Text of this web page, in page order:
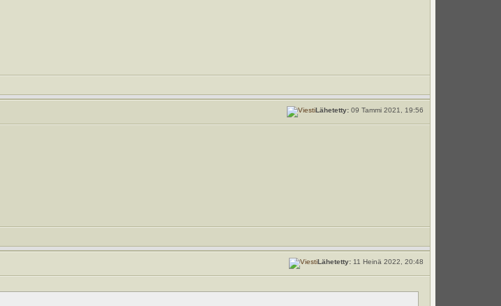
Lähetetty: 09 Tammi 2021, 19:56
Lähetetty: 11 Heinä 2022, 20:48